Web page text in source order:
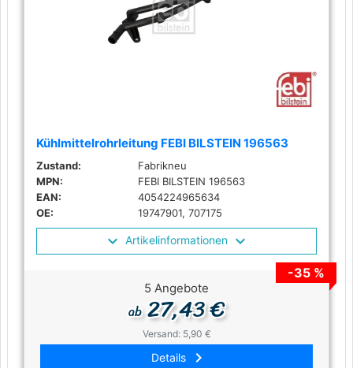
Kühlmittelrohrleitung FEBI BILSTEIN 196563
Zustand:
Fabrikneu
MPN:
FEBI BILSTEIN 196563
EAN:
4054224965634
OE:
19747901, 707175
Artikelinformationen
-35 %
5 Angebote
ab27,43 €
Versand: 5,90 €
Details keyboard_arrow_right